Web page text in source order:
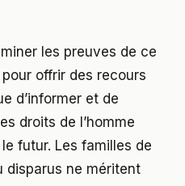
les preuves de ce
offrir des recours
d’informer et de
droits de l’homme
futur. Les familles de
disparus ne méritent